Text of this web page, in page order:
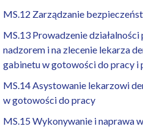
MS.12 Zarządzanie
MS.13 Prowadzenie
nadzorem i na zlecenie lekarza
gabinetu w gotowości do pracy
MS.14 Asystowanie lekarzowi
w gotowości do pracy
MS.15 Wykonywanie i naprawa